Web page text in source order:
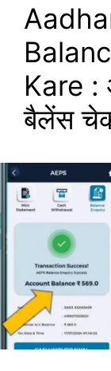
Kare :
बैलेंस